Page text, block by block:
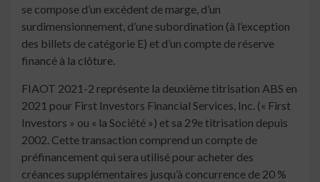
se compose d’un excédent de marge, d’un
surdimensionnement, d’une subordination (à l’exception
des billets de catégorie E) et d’un compte de réserve
financé à la clôture.
FIAOT 2021-2 représente la deuxième titrisation ABS en
2021 pour First Investors Financial Services, Inc. (« First
Investors » ou « la Société ») et sa 29e titrisation depuis
2002. Cette transaction comprend un compte de
préfinancement qui sera utilisé pour acheter des
créances supplémentaires jusqu’à concurrence de 20 %